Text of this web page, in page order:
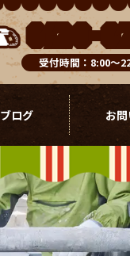
0120-
受付時間：8:00～
ブログ お